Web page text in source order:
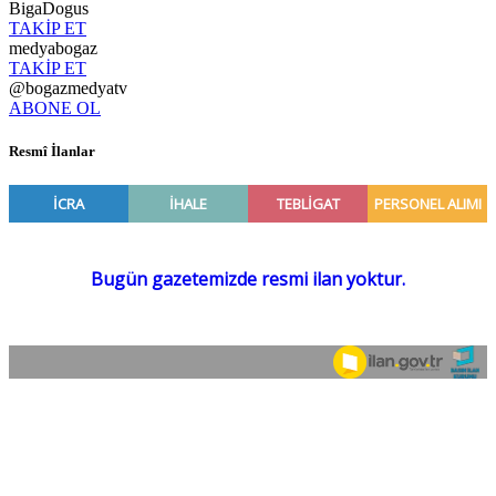
BigaDogus
TAKİP ET
medyabogaz
TAKİP ET
@bogazmedyatv
ABONE OL
Resmî İlanlar